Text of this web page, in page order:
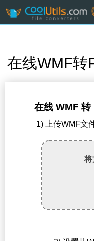
在线WMF转
在线 WMF 转
1) 上传WMF文
将